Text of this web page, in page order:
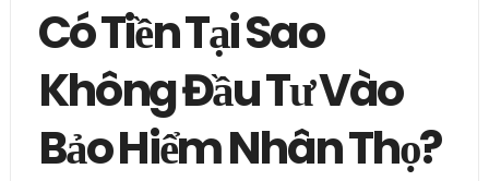
Có Tiền Tại Sao
Không Đầu Tư Vào
Bảo Hiểm Nhân Thọ?